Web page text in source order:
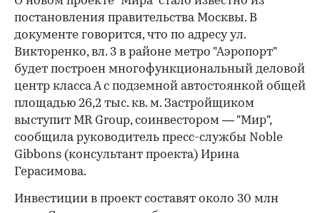
постановления правительства Москвы. В
документе говорится, что по адресу ул.
Викторенко, вл. 3 в районе метро "Аэропорт"
будет построен многофункциональный деловой
центр класса А с подземной автостоянкой общей
площадью 26,2 тыс. кв. м. Застройщиком
выступит MR Group, соинвестором — "Мир",
сообщила руководитель пресс-службы Noble
Gibbons (консультант проекта) Ирина
Герасимова.
Инвестиции в проект составят около 30 млн